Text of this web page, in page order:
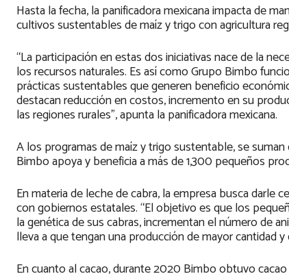
Hasta la fecha, la panificadora mexicana impacta de
cultivos sustentables de maíz y trigo con agricultura
“La participación en estas dos iniciativas nace de la
los recursos naturales. Es así como Grupo Bimbo
prácticas sustentables que generen beneficio
destacan reducción en costos, incremento en su
las regiones rurales”, apunta la panificadora mexicana.
A los programas de maíz y trigo sustentable, se
Bimbo apoya y beneficia a más de 1,300 pequeños
En materia de leche de cabra, la empresa busca
con gobiernos estatales. “El objetivo es que los
la genética de sus cabras, incrementan el número de
lleva a que tengan una producción de mayor cantidad
En cuanto al cacao, durante 2020 Bimbo obtuvo